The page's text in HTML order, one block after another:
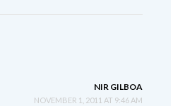
NIR GILBOA
NOVEMBER 1, 2011 AT 9:46 AM